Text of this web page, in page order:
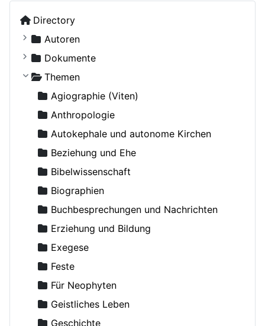
Directory
Autoren
Kostiuczuk, Jakub, Bischof von Białystok und
Ohne Autor
Adamenko, Natalya
Adrian (Pashin), Hegumen
Agapit (Belowidow), Schemaarchimandrit
Agapit, Bischof von Stuttgart
Aksjutschitz, Viktor
Alexander Schmorell, Märtyrer, Heiliger
Alexander, Erzbischof von Berlin und Deutschland
Alexij II (Ridiger), Patriarch von Moskau
Alexis (van der Mensbrugge), Erzbischof
Alexis (von Meudon), Bischof
Altmann, Rüdiger
Amfilohije (Radovic), Metropolit
Amvrosij (Pogodin), Archimandrit
Dokumente
Russische Orthodoxe Kirche
Russische Orthodoxe Kirche im Ausland
Themen
Agiographie (Viten)
Anthropologie
Autokephale und autonome Kirchen
Beziehung und Ehe
Bibelwissenschaft
Biographien
Buchbesprechungen und Nachrichten
Erziehung und Bildung
Exegese
Feste
Für Neophyten
Geistliches Leben
Geschichte